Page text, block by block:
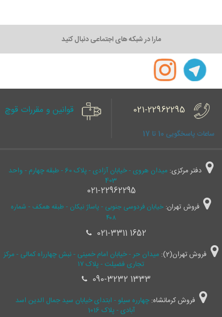
مارا در شبکه های اجتماعی دنبال کنید
021-22962295
ساعات پاسخگویی 10 تا 17
قوانین و مقررات قوچ
دفتر مرکزی:
میدان هروی - خیابان آزادی - پلاک 60 - طبقه چهارم - واحد
403
021-22962295
فروش تهران: خیابان فردوسی جنوبی - پاساژ نیکان - طبقه همکف - شماره
۴۰۸
021-3311 1652
فروش تهران(2):
میدان حر - خیابان امام خمینی - نبش چهارراه کمالی - مرکز
تجاری فضیلت - پلاک ۱۷
090-3232 1333
فروش کرمانشاه:چهارره سیلو - ابتدای خیابان سید جمال ‌الدین اسد
آبادی - پلاک 1016